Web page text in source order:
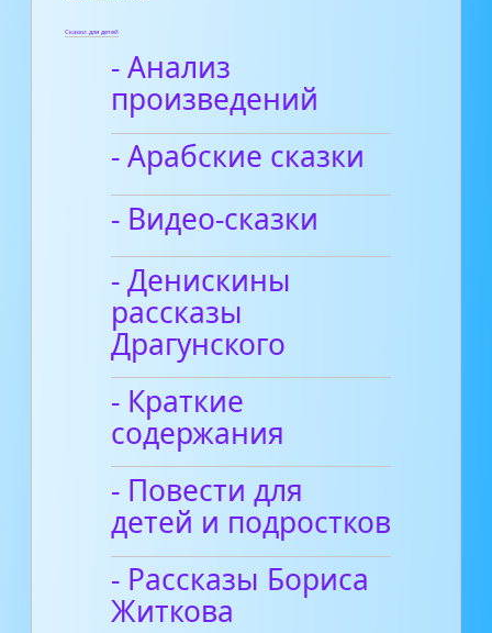
Сказки для детей
- Анализ
произведений
- Арабские сказки
- Видео-сказки
- Денискины
рассказы
Драгунского
- Краткие
содержания
- Повести для
детей и подростков
- Рассказы Бориса
Житкова